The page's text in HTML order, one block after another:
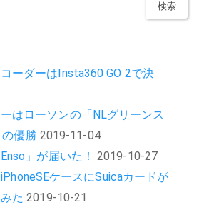
ーダーはInsta360 GO 2で決
はローソンの「NLグリーンス
優勝 2019-11-04
」が届いた！ 2019-10-27
ケースにSuicaカードが
た 2019-10-21